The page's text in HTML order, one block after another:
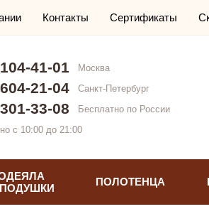
Контакты Сертификаты
41-01 Москва
21-04 Санкт-Петербург
33-08
Бесплатно по России
с 10:00 до 21:00
ПОЛОТЕНЦА